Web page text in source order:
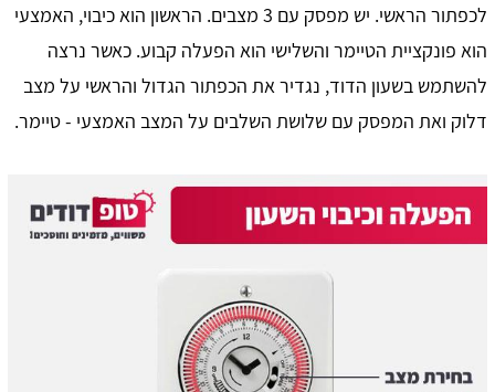
לכפתור הראשי. יש מפסק עם 3 מצבים. הראשון הוא כיבוי, האמצעי
הוא פונקציית הטיימר והשלישי הוא הפעלה קבוע. כאשר נרצה
להשתמש בשעון הדוד, נגדיר את הכפתור הגדול והראשי על מצב
דלוק ואת המפסק עם שלושת השלבים על המצב האמצעי - טיימר.